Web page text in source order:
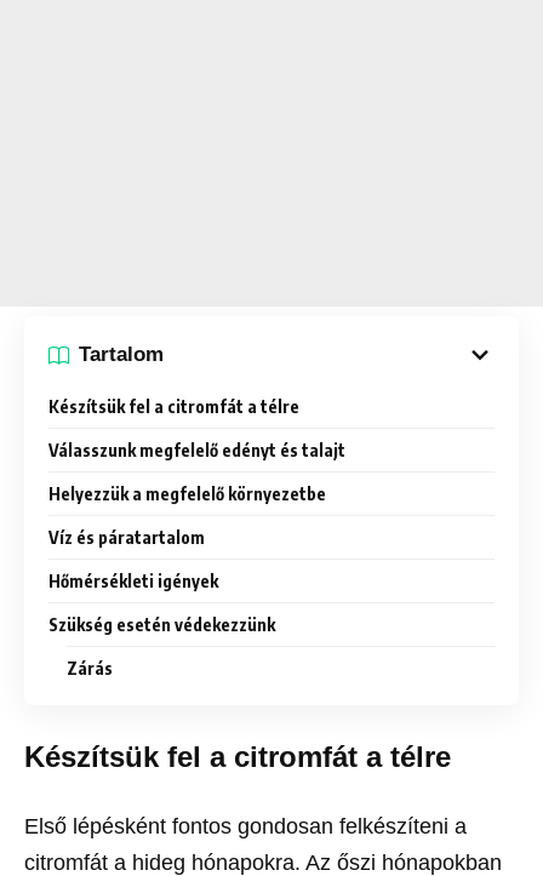
Tartalom
Készítsük fel a citromfát a télre
Válasszunk megfelelő edényt és talajt
Helyezzük a megfelelő környezetbe
Víz és páratartalom
Hőmérsékleti igények
Szükség esetén védekezzünk
Zárás
Készítsük fel a citromfát a télre
Első lépésként fontos gondosan felkészíteni a
citromfát a hideg hónapokra. Az őszi hónapokban